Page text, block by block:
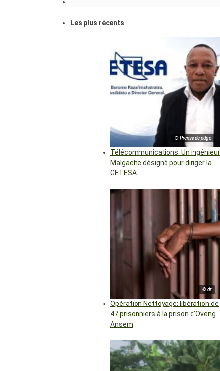
Les plus récents
© Prensa de pdge
Télécommunications: Un ingénieur
Malgache désigné pour diriger la
GETESA
© dr
Opération Nettoyage: libération de
47 prisonniers à la prison d’Oveng
Ansem